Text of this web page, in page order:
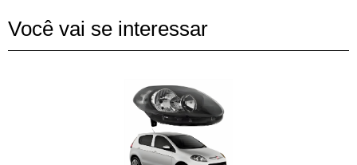
Você vai se interessar